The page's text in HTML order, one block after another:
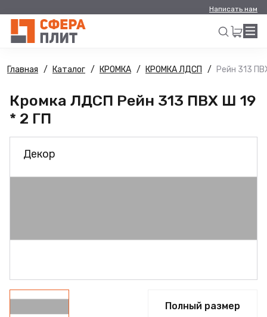
Написать нам
Искать
Главная Каталог КРОМКА КРОМКА ЛДСП Рейн 313
Кромка ЛДСП Рейн 313 ПВХ Ш 19
* 2 ГП
Декор
Полный размер